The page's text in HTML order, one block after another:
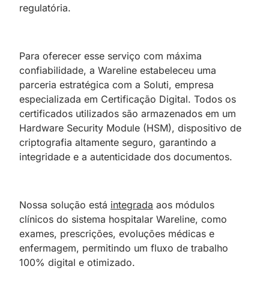
regulatória.
Para oferecer esse serviço com máxima
confiabilidade, a Wareline estabeleceu uma
parceria estratégica com a Soluti, empresa
especializada em Certificação Digital. Todos os
certificados utilizados são armazenados em um
Hardware Security Module (HSM), dispositivo de
criptografia altamente seguro, garantindo a
integridade e a autenticidade dos documentos.
Nossa solução está integrada aos módulos
clínicos do sistema hospitalar Wareline, como
exames, prescrições, evoluções médicas e
enfermagem, permitindo um fluxo de trabalho
100% digital e otimizado.